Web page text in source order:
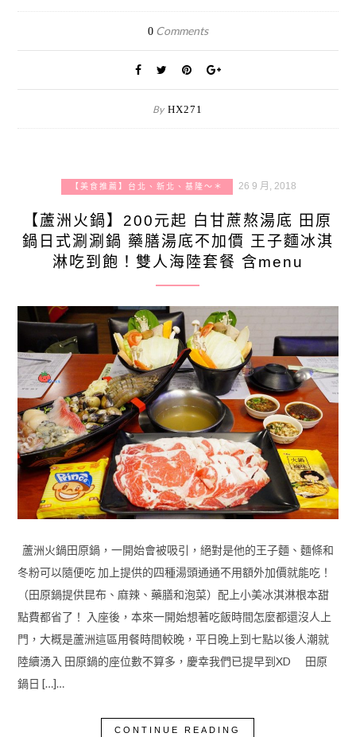
0Comments
By HX271
【美食推薦】台北、新北、基隆～＊ 26 9 月, 2018
【蘆洲火鍋】200元起 白甘蔗熬湯底 田原
鍋日式涮涮鍋 藥膳湯底不加價 王子麵冰淇
淋吃到飽！雙人海陸套餐 含menu
蘆洲火鍋田原鍋，一開始會被吸引，絕對是他的王子麵、麵條和
冬粉可以隨便吃 加上提供的四種湯頭通通不用額外加價就能吃！
（田原鍋提供昆布、麻辣、藥膳和泡菜）配上小美冰淇淋根本甜
點費都省了！ 入座後，本來一開始想著吃飯時間怎麼都還沒人上
門，大概是蘆洲這區用餐時間較晚，平日晚上到七點以後人潮就
陸續湧入 田原鍋的座位數不算多，慶幸我們已提早到XD 田原
鍋日 […]…
CONTINUE READING